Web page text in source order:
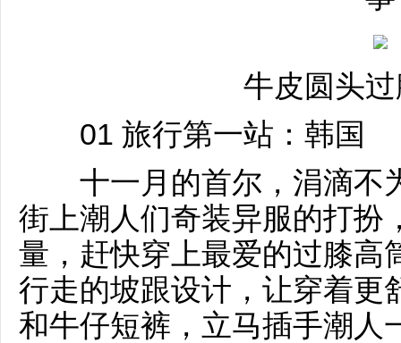
牛皮圆头
01 旅行第一站：韩国
十一月的首尔，涓滴不
街上潮人们奇装异服的打扮
量，赶快穿上最爱的过膝高
行走的坡跟设计，让穿着更
和牛仔短裤，立马插手潮人